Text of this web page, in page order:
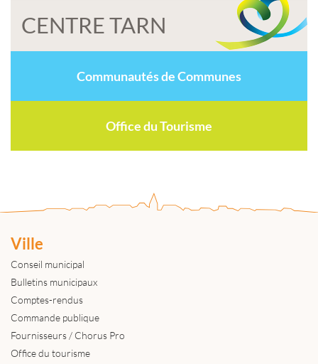
CENTRE TARN
Communautés de Communes
Office du Tourisme
Ville
Conseil municipal
Bulletins municipaux
Comptes-rendus
Commande publique
Fournisseurs / Chorus Pro
Office du tourisme